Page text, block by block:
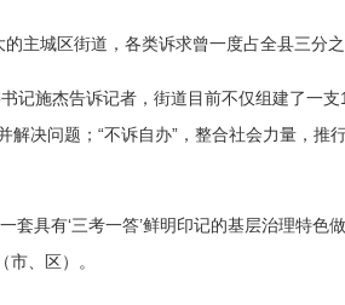
主城区街道，各类诉求曾一度占全县三分之
记施杰告诉记者，街道目前不仅组建了一
决问题；“不诉自办”，整合社会力量，推
具有‘三考一答’鲜明印记的基层治理特色
、区）。